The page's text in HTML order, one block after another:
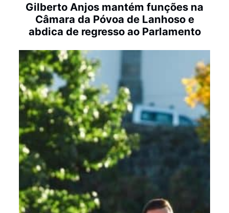
Gilberto Anjos mantém funções na
Câmara da Póvoa de Lanhoso e
abdica de regresso ao Parlamento